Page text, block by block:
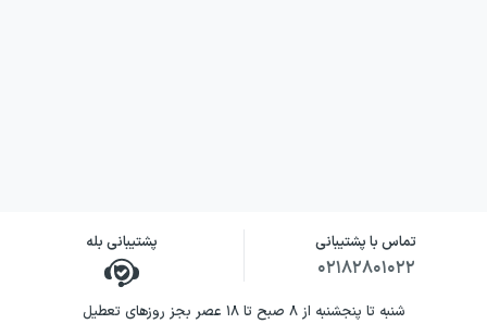
تماس با پشتیبانی
۰۲۱۸۲۸۰۱۰۲۲
پشتیبانی بله
شنبه تا پنجشنبه از ۸ صبح تا ۱۸ عصر بجز روزهای تعطیل